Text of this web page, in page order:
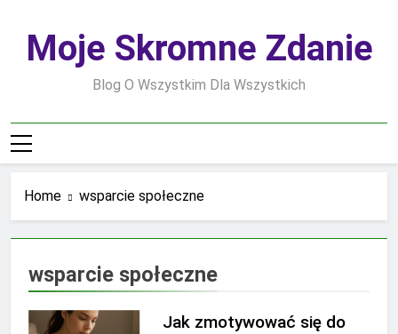
contentMoje Skromne Zdanie
Blog O Wszystkim Dla Wszystkich
Home wsparcie społeczne
wsparcie społeczne
Jak zmotywować się do